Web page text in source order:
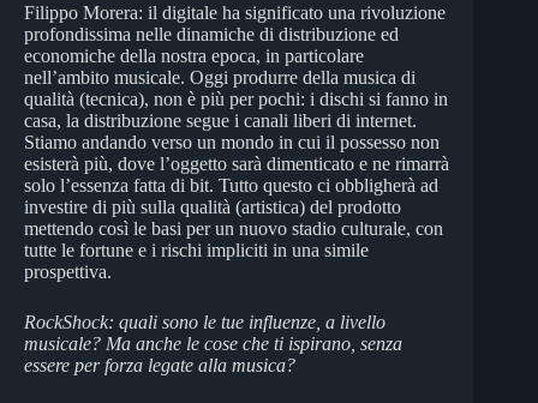
Filippo Morera: il digitale ha significato una rivoluzione
profondissima nelle dinamiche di distribuzione ed
economiche della nostra epoca, in particolare
nell’ambito musicale. Oggi produrre della musica di
qualità (tecnica), non è più per pochi: i dischi si fanno in
casa, la distribuzione segue i canali liberi di internet.
Stiamo andando verso un mondo in cui il possesso non
esisterà più, dove l’oggetto sarà dimenticato e ne rimarrà
solo l’essenza fatta di bit. Tutto questo ci obbligherà ad
investire di più sulla qualità (artistica) del prodotto
mettendo così le basi per un nuovo stadio culturale, con
tutte le fortune e i rischi impliciti in una simile
prospettiva.
RockShock: quali sono le tue influenze, a livello
musicale? Ma anche le cose che ti ispirano, senza
essere per forza legate alla musica?